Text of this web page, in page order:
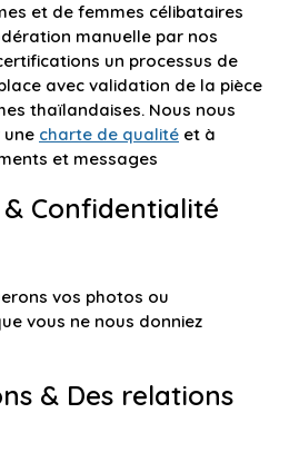
et de femmes célibataires
manuelle par nos
un processus de
avec validation de la pièce
thaïlandaises. Nous nous
charte de qualité et à
et messages
Confidentialité
vos photos ou
vous ne nous donniez
& Des relations